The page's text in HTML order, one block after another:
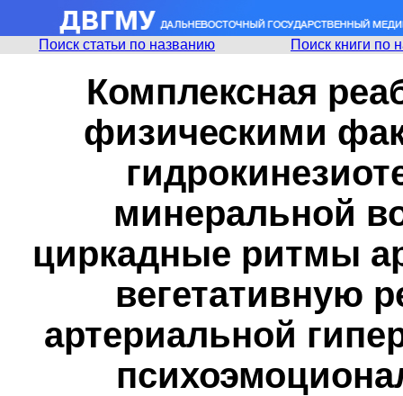
Поиск статьи по названию Поиск книги по
Комплексная
физическими
минеральной
циркадные ритмы
вегетативную
артериальной